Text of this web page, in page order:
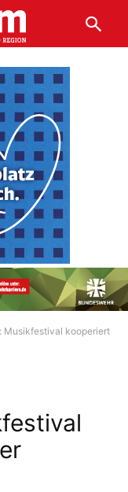
Musikfestival kooperiert